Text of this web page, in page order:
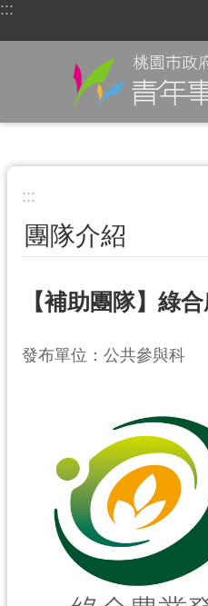
跳到主要內容區塊
:::
:::
團隊介紹
【補助團隊】綠
發布單位：公共參與科